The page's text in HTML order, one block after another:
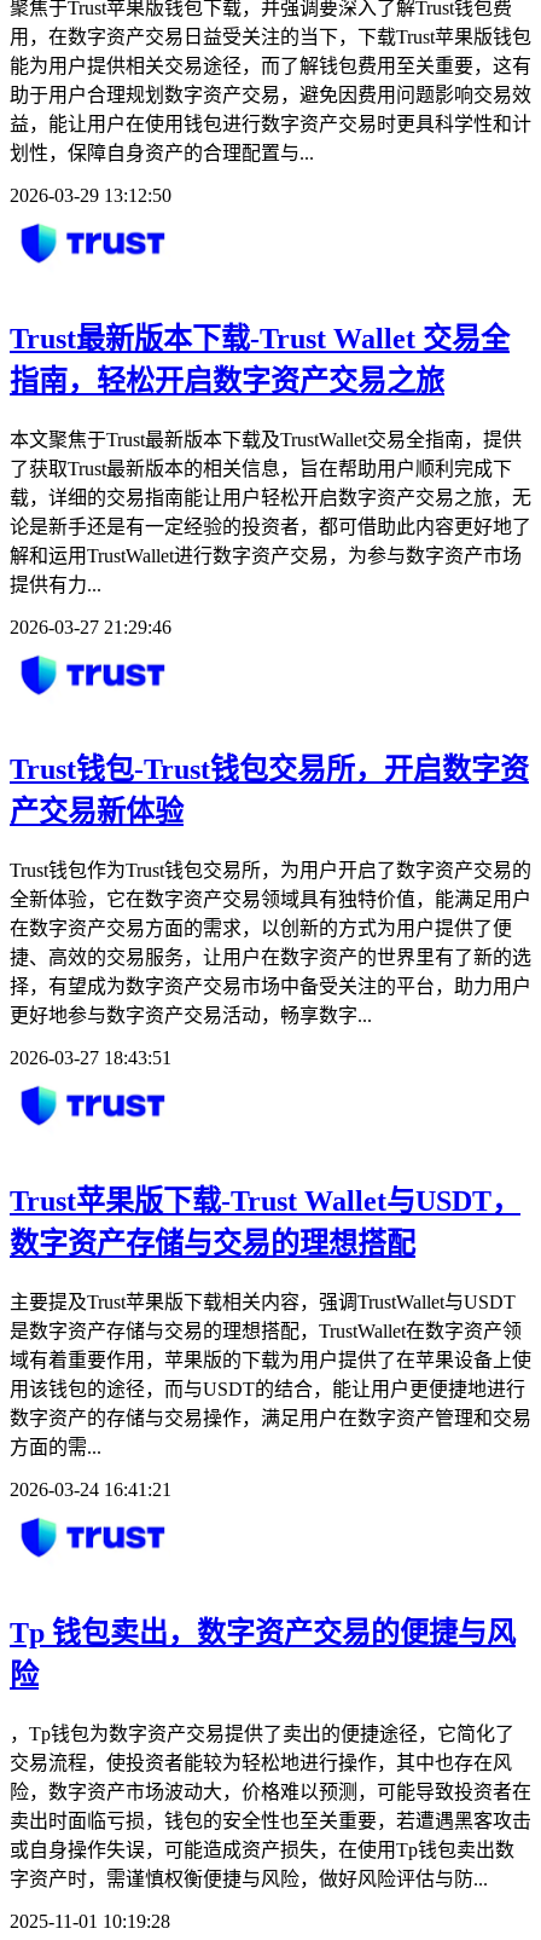
聚焦于Trust苹果版钱包下载，并强调要深入了解Trust钱包费
用，在数字资产交易日益受关注的当下，下载Trust苹果版钱包
能为用户提供相关交易途径，而了解钱包费用至关重要，这有
助于用户合理规划数字资产交易，避免因费用问题影响交易效
益，能让用户在使用钱包进行数字资产交易时更具科学性和计
划性，保障自身资产的合理配置与...
2026-03-29 13:12:50
Trust最新版本下载-Trust Wallet 交易全
指南，轻松开启数字资产交易之旅
本文聚焦于Trust最新版本下载及TrustWallet交易全指南，提供
了获取Trust最新版本的相关信息，旨在帮助用户顺利完成下
载，详细的交易指南能让用户轻松开启数字资产交易之旅，无
论是新手还是有一定经验的投资者，都可借助此内容更好地了
解和运用TrustWallet进行数字资产交易，为参与数字资产市场
提供有力...
2026-03-27 21:29:46
Trust钱包-Trust钱包交易所，开启数字资
产交易新体验
Trust钱包作为Trust钱包交易所，为用户开启了数字资产交易的
全新体验，它在数字资产交易领域具有独特价值，能满足用户
在数字资产交易方面的需求，以创新的方式为用户提供了便
捷、高效的交易服务，让用户在数字资产的世界里有了新的选
择，有望成为数字资产交易市场中备受关注的平台，助力用户
更好地参与数字资产交易活动，畅享数字...
2026-03-27 18:43:51
Trust苹果版下载-Trust Wallet与USDT，
数字资产存储与交易的理想搭配
主要提及Trust苹果版下载相关内容，强调TrustWallet与USDT
是数字资产存储与交易的理想搭配，TrustWallet在数字资产领
域有着重要作用，苹果版的下载为用户提供了在苹果设备上使
用该钱包的途径，而与USDT的结合，能让用户更便捷地进行
数字资产的存储与交易操作，满足用户在数字资产管理和交易
方面的需...
2026-03-24 16:41:21
Tp 钱包卖出，数字资产交易的便捷与风
险
，Tp钱包为数字资产交易提供了卖出的便捷途径，它简化了
交易流程，使投资者能较为轻松地进行操作，其中也存在风
险，数字资产市场波动大，价格难以预测，可能导致投资者在
卖出时面临亏损，钱包的安全性也至关重要，若遭遇黑客攻击
或自身操作失误，可能造成资产损失，在使用Tp钱包卖出数
字资产时，需谨慎权衡便捷与风险，做好风险评估与防...
2025-11-01 10:19:28